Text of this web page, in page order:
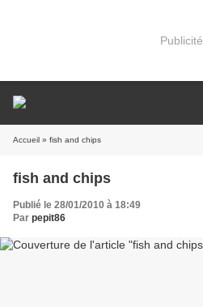
Publicité
Accueil » fish and chips
fish and chips
Publié le 28/01/2010 à 18:49
Par pepit86